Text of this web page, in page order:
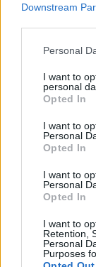
Downstream
Personal
I want to
personal
Opted In
I want to
Personal
Opted In
I want to
Personal
Opted In
I want to
Retention,
Personal
Purposes
32 laipsnių
V. Zalužno
Ukrainos
Laidos | Nauja
K.